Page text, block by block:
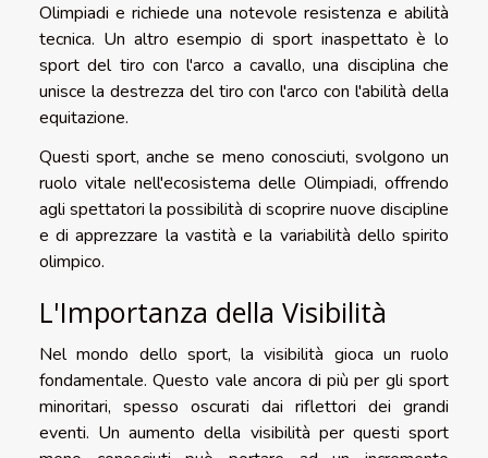
Olimpiadi e richiede una notevole resistenza e abilità
tecnica. Un altro esempio di sport inaspettato è lo
sport del tiro con l'arco a cavallo, una disciplina che
unisce la destrezza del tiro con l'arco con l'abilità della
equitazione.
Questi sport, anche se meno conosciuti, svolgono un
ruolo vitale nell'ecosistema delle Olimpiadi, offrendo
agli spettatori la possibilità di scoprire nuove discipline
e di apprezzare la vastità e la variabilità dello spirito
olimpico.
L'Importanza della Visibilità
Nel mondo dello sport, la visibilità gioca un ruolo
fondamentale. Questo vale ancora di più per gli sport
minoritari, spesso oscurati dai riflettori dei grandi
eventi. Un aumento della visibilità per questi sport